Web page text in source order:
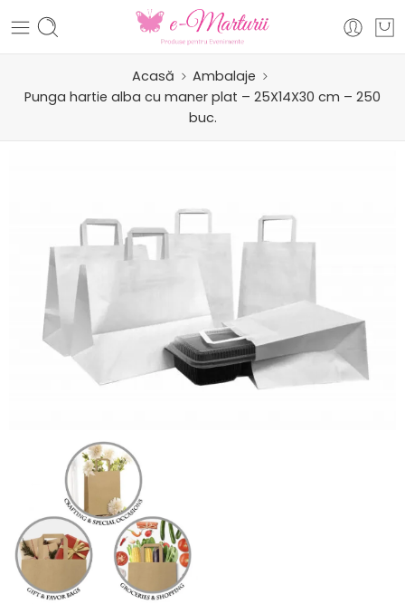
Acasă
Ambalaje
Punga hartie alba cu maner plat – 25X14X30 cm – 250
buc.